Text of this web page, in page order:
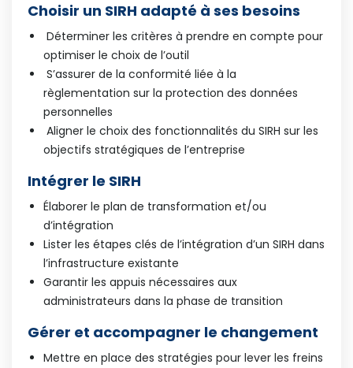
Choisir un SIRH adapté à ses besoins
Déterminer les critères à prendre en compte pour
optimiser le choix de l’outil
S’assurer de la conformité liée à la
règlementation sur la protection des données
personnelles
Aligner le choix des fonctionnalités du SIRH sur les
objectifs stratégiques de l’entreprise
Intégrer le SIRH
Élaborer le plan de transformation et/ou
d’intégration
Lister les étapes clés de l’intégration d’un SIRH dans
l’infrastructure existante
Garantir les appuis nécessaires aux
administrateurs dans la phase de transition
Gérer et accompagner le changement
Mettre en place des stratégies pour lever les freins